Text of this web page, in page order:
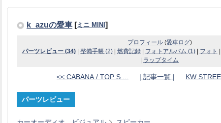
k_azuの愛車 [ ミニ MINI ]
プロフィール(愛車ログ)
パーツレビュー (34)| 整備手帳 (2)| 燃費記録| フォトアルバム (1)| フォト
ラップタイム
<< CABANA / TOP S ... | 記事一覧 | KW
パーツレビュー